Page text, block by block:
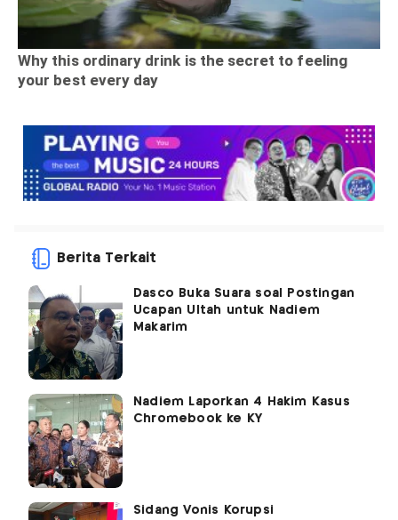
Berita Terkait
Dasco Buka Suara soal Postingan
Ucapan Ultah untuk Nadiem
Makarim
Nadiem Laporkan 4 Hakim Kasus
Chromebook ke KY
Sidang Vonis Korupsi